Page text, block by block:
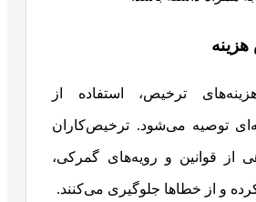
ترخیص، استفاده از
توصیه می‌شود. ترخیص‌کاران
از قوانین و رویه‌های گمرکی،
کرده و از خطاها جلوگیری می‌کنند.